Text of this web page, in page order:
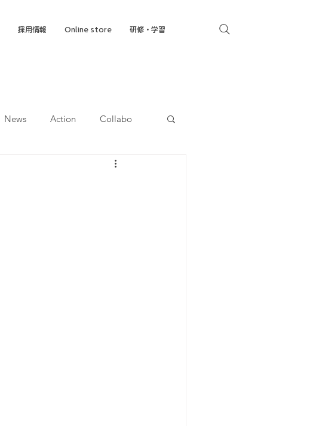
採用情報 Online store 研修・学習
News Action Collabo
就労移行支援